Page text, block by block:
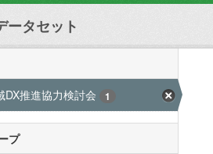
ータセット
DX推進協力検討会
1
プ